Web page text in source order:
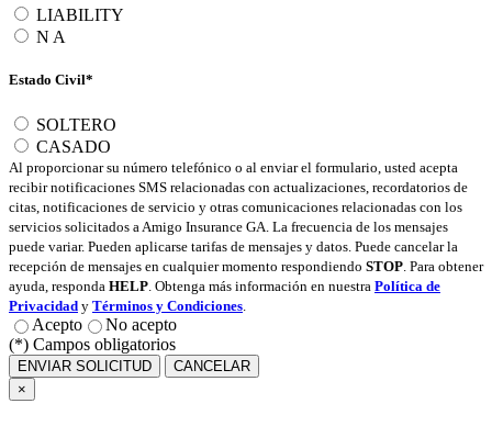
LIABILITY
N A
Estado Civil*
SOLTERO
CASADO
Al proporcionar su número telefónico o al enviar el formulario, usted acepta
recibir notificaciones SMS relacionadas con actualizaciones, recordatorios de
citas, notificaciones de servicio y otras comunicaciones relacionadas con los
servicios solicitados a Amigo Insurance GA. La frecuencia de los mensajes
puede variar. Pueden aplicarse tarifas de mensajes y datos. Puede cancelar la
recepción de mensajes en cualquier momento respondiendo STOP. Para obtener
ayuda, responda HELP. Obtenga más información en nuestra Política de
Privacidad y Términos y Condiciones.
Acepto
No acepto
(*) Campos obligatorios
ENVIAR SOLICITUD
CANCELAR
×